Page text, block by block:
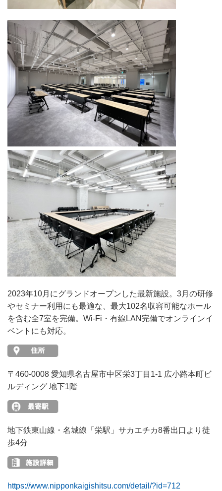
2023年10月にグランドオープンした最新施設。3月の研修
やセミナー利用にも最適な、最大102名収容可能なホール
を含む全7室を完備。Wi-Fi・有線LAN完備でオンラインイ
ベントにも対応。
〒460-0008 愛知県名古屋市中区栄3丁目1-1 広小路本町ビ
ルディング 地下1階
地下鉄東山線・名城線「栄駅」サカエチカ8番出口より徒
歩4分
https://www.nipponkaigishitsu.com/detail/?id=712